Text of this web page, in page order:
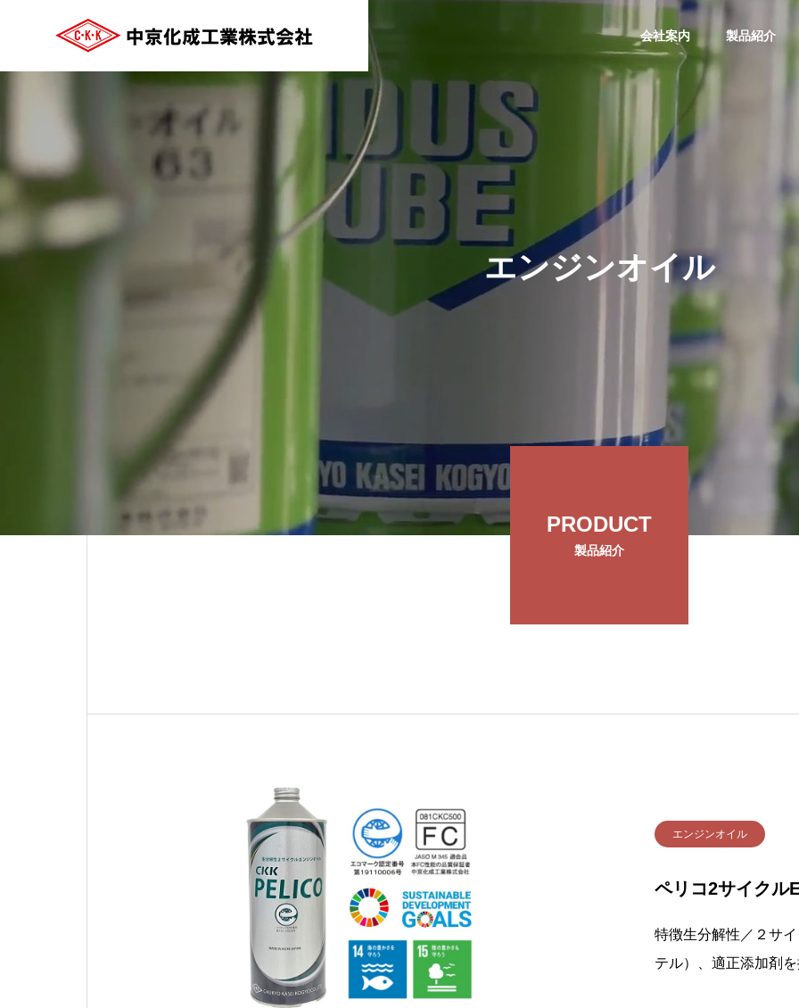
会社案内 製品紹介
COMPANY
ご挨拶
GREETING
会社概要
COMPANY
エンジンオイル
PRODUCT
製品紹介
エンジンオイル
ペリコ2サイク
特徴生分解性／２サ
テル）、適正添加剤